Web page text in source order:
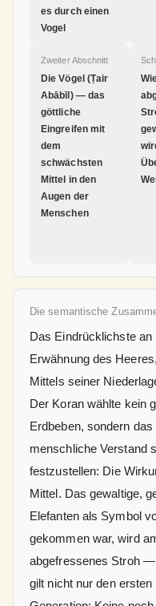
es durch einen
Vogel
Zweiter Abschnitt
Die Vögel (Ṭair
Abābīl) — das
göttliche
Eingreifen mit
dem
schwächsten
Mittel in den
Augen der
Menschen
Die semantische
Das Eindrücklichste
Erwähnung des
Mittels seiner
Der Koran wählte kein
Erdbeben, sondern
menschliche Verstand
festzustellen: Die
Mittel. Das gewaltige,
Elefanten als Symbol
gekommen war, wird
abgefressenes Stroh
gilt nicht nur den